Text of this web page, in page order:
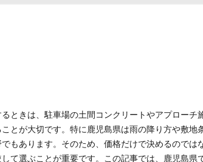
ときは、駐車場の土間コンクリートやアプロー
とが大切です。特に鹿児島県は雨の降り方や敷
もあります。そのため、価格だけで決めるので
て選ぶことが重要です。この記事では、鹿児島